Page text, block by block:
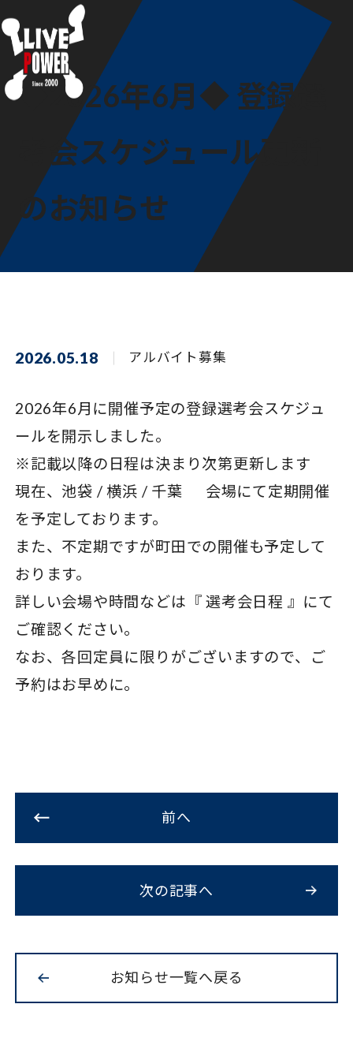
◆2026年6月◆ 登録選
考会スケジュール更新
のお知らせ
2026.05.18 アルバイト募集
2026年6月に開催予定の登録選考会スケジュ
ールを開示しました。
※記載以降の日程は決まり次第更新します
現在、池袋 / 横浜 / 千葉 会場にて定期開催
を予定しております。
また、不定期ですが町田での開催も予定して
おります。
詳しい会場や時間などは『選考会日程 』にて
ご確認ください。
なお、各回定員に限りがございますので、ご
予約はお早めに。
お知らせ一覧へ戻る
前へ
次の記事へ